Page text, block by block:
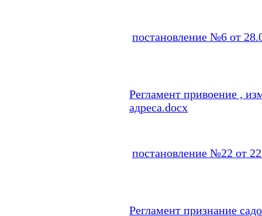
постановление №6 от
Регламент привоение ,
адреса.docx
постановление №22 от
Регламент признание